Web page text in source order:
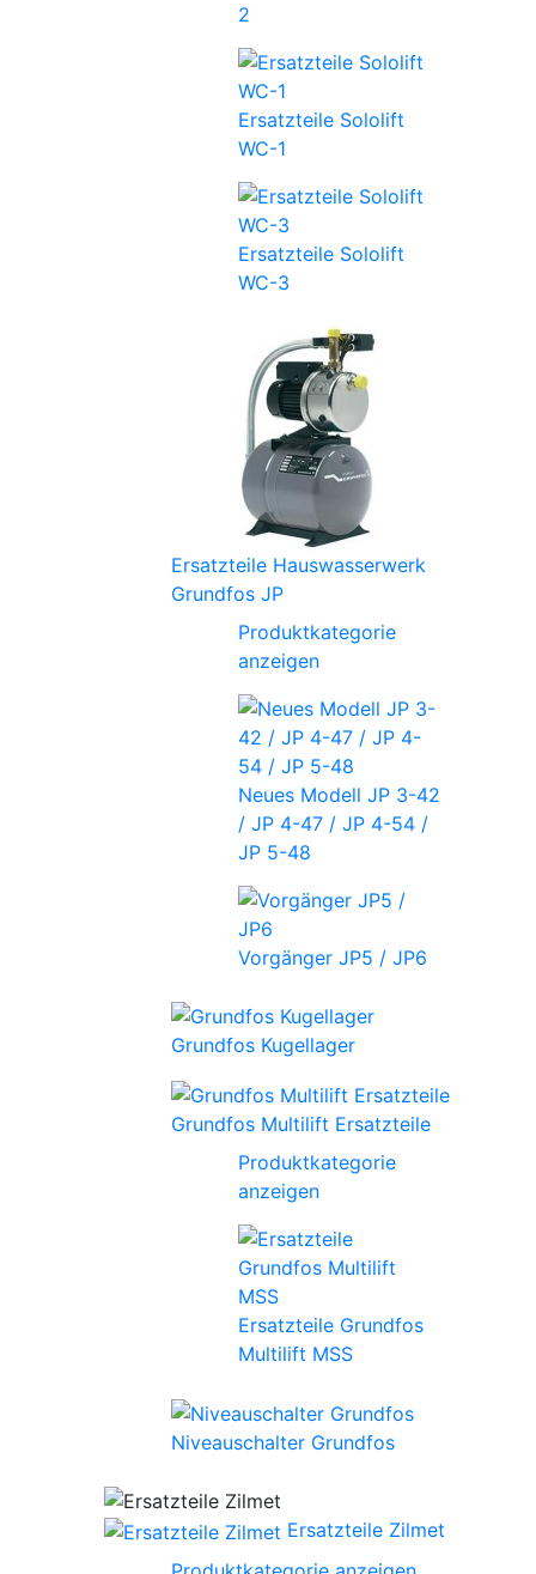
2
Ersatzteile Sololift
WC-1
Ersatzteile Sololift
WC-3
Ersatzteile Hauswasserwerk
Grundfos JP
Produktkategorie
anzeigen
Neues Modell JP 3-42
/ JP 4-47 / JP 4-54 /
JP 5-48
Vorgänger JP5 / JP6
Grundfos Kugellager
Grundfos Multilift Ersatzteile
Produktkategorie
anzeigen
Ersatzteile Grundfos
Multilift MSS
Niveauschalter Grundfos
Ersatzteile Zilmet